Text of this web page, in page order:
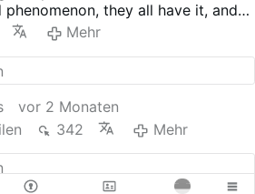
phenomenon, they all have it, and
a joy to be around. It's contagious,
Mehr
vor 2 Monaten
342 Mehr